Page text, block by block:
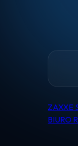
ZAXXE
BIURO